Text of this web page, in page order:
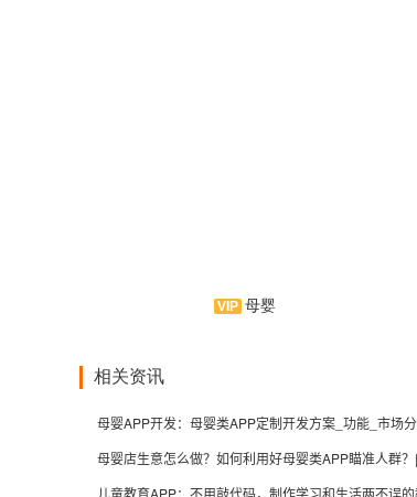
件。由母婴倾力打造，云集早教、
信息类服务云平台！是APP制作界
母婴
相关资讯
母婴APP开发：母婴类APP定制开发方案_功能_市场